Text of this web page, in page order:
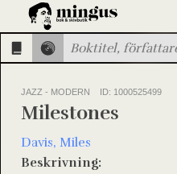
JAZZ - MODERN ID: 1000525499
Milestones
Davis, Miles
Beskrivning: